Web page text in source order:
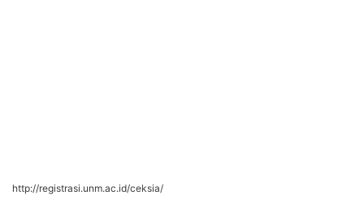
http://registrasi.unm.ac.id/ceksia/